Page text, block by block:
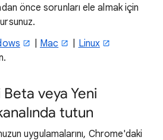
önce sorunları ele almak için
Mac
Linux
veya Yeni
tutun
uygulamalarını, Chrome'daki